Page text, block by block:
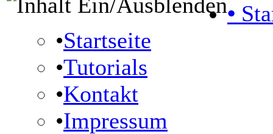
•
•Startseite
•Tutorials
•Kontakt
•Impressum